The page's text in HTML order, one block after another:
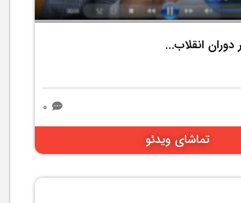
انقلاب...
تماشای ویدئو